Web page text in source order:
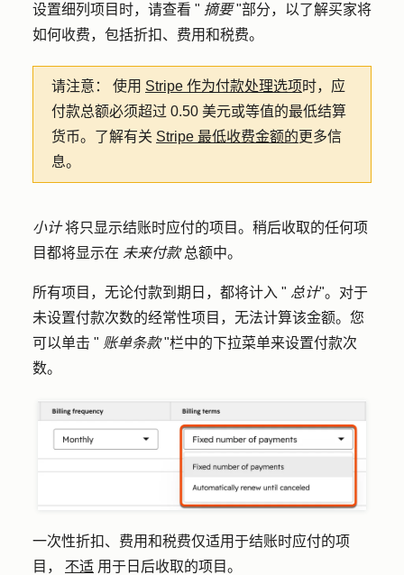
设置细列项目时，请查看 " 摘要"部分，以了解买家将
如何收费，包括折扣、费用和税费。
请注意： 使用 Stripe 作为付款处理选项时，应
付款总额必须超过 0.50 美元或等值的最低结算
货币。了解有关 Stripe 最低收费金额的更多信
息。
小计将只显示结账时应付的项目。稍后收取的任何项
目都将显示在 未来付款总额中。
所有项目，无论付款到期日，都将计入 " 总计"。对于
未设置付款次数的经常性项目，无法计算该金额。您
可以单击 " 账单条款"栏中的下拉菜单来设置付款次
数。
一次性折扣、费用和税费仅适用于结账时应付的项
目， 不适 用于日后收取的项目。